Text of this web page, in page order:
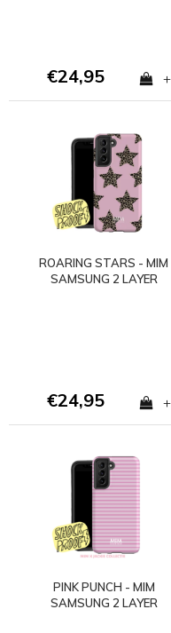
€24,95 +
ROARING STARS - MIM
SAMSUNG 2 LAYER
€24,95 +
PINK PUNCH - MIM
SAMSUNG 2 LAYER